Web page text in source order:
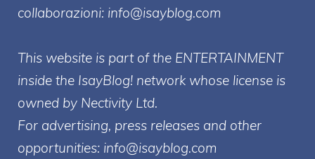
collaborazioni: info@isayblog.com
This website is part of the ENTERTAINMENT
inside the IsayBlog! network whose license is
owned by Nectivity Ltd.
For advertising, press releases and other
opportunities: info@isayblog.com